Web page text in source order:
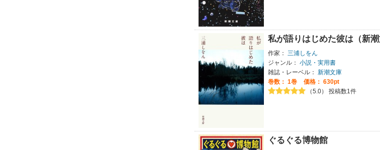
私が語りはじめた彼は（新潮
作家：
三浦しをん
ジャンル： 小説・実用書
雑誌・レーベル： 新潮文庫
巻数： 1巻
価格： 630pt
（5.0） 投稿数1件
ぐるぐる博物館